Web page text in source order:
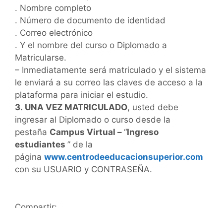
. Nombre completo
. Número de documento de identidad
. Correo electrónico
. Y el nombre del curso o Diplomado a
Matricularse.
– Inmediatamente será matriculado y el sistema
le enviará a su correo las claves de acceso a la
plataforma para iniciar el estudio.
3. UNA VEZ MATRICULADO, usted debe
ingresar al Diplomado o curso desde la
pestaña Campus Virtual – “Ingreso
estudiantes ” de la
página www.centrodeeducacionsuperior.com
con su USUARIO y CONTRASEÑA.